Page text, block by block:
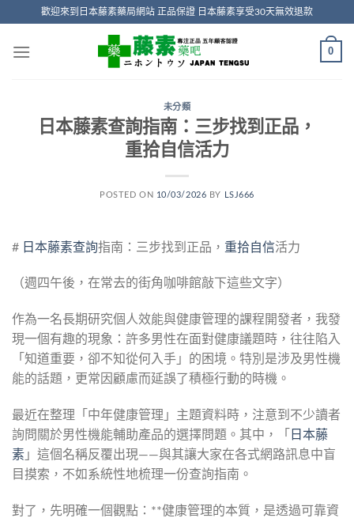
content
歡迎來到日本藤素藥局網站 正品保證 日本藤素享受30天無效退款
0
未分類
日本藤素查詢指南：三步找到正品，
重拾自信活力
POSTED ON 10/03/2026 BY LSJ666
# 日本藤素查詢指南：三步找到正品， 重拾自信活力
（週四午後，在常去的街角咖啡館敲下這些文字）
作為一名長期研究個人效能與健康管理的課程開發者，我發
現一個有趣的現象：許多男性在面對健康議題時，往往陷入
「知道重要，卻不知從何入手」的困境。特別是涉及男性機
能的話題，更常因顧慮而延誤了積極行動的時機。
最近在整理「中年健康管理」主題資料時，注意到不少讀者
詢問關於男性機能輔助產品的選擇問題。其中，「 日本藤
素 」這個名稱反覆出現——與其讓大家在各式網路訊息中盲
目摸索，不如系統性地梳理一份查詢指南。
對了，先明確一個觀點：**健康管理的本質，是透過可靠資